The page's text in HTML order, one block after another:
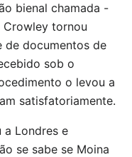
bienal chamada -
Crowley tornou
de documentos de
sob o
o levou a
satisfatoriamente.
a Londres e
se sabe se Moina